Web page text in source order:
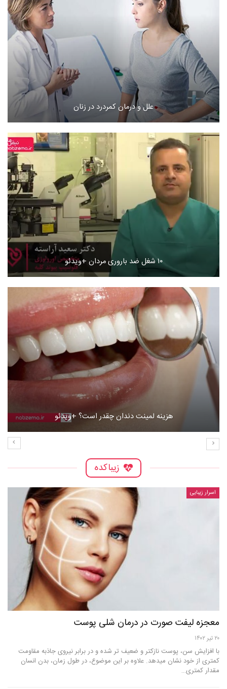
علل و درمان کمردرد در زنان
۱۰ شغل ضد باروری مردان +ویدئو
هزینه لمینت دندان چقدر است؟ +ویدئو
زیباکده
اسرار زیبایی
معجزه لیفت صورت در درمان شلی پوست
۲۰ تیر ۱۴۰۲
با افزایش سن، پوست نازکتر و ضعیف تر شده و در برابر نیروی جاذبه مقاومت
کمتری از خود نشان میدهد. علاوه بر این موضوع، در طول زمان، بدن انسان
مقدار کمتری…